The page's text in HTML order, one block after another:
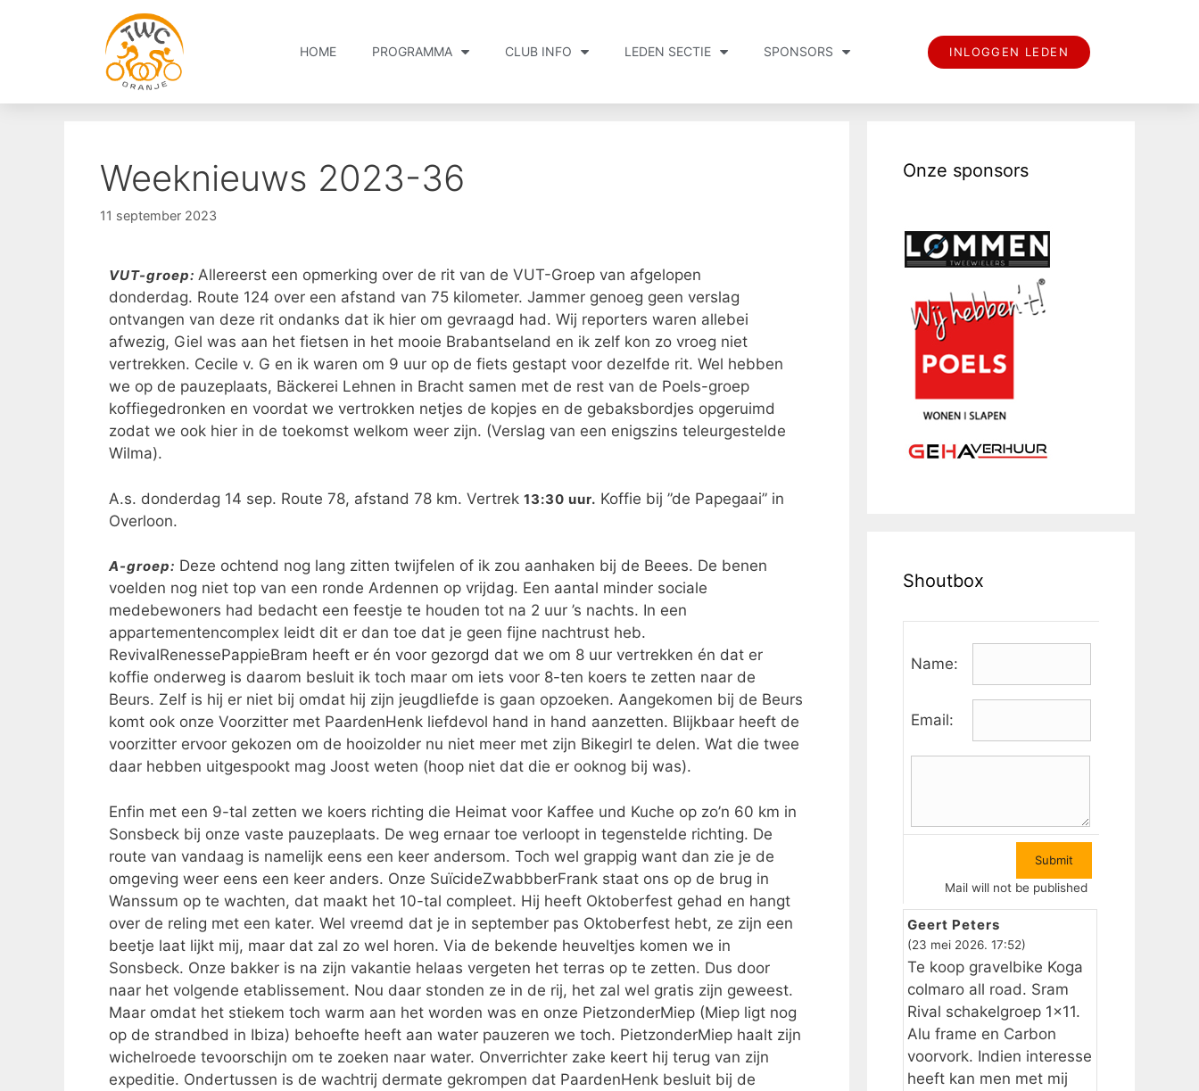
HOME PROGRAMMA CLUB INFO LEDEN SECTIE SPONSORS INLOGGEN LEDEN
Weeknieuws 2023-36
11 september 2023
VUT-groep: Allereerst een opmerking over de rit van de VUT-Groep van afgelopen
donderdag. Route 124 over een afstand van 75 kilometer. Jammer genoeg geen verslag
ontvangen van deze rit ondanks dat ik hier om gevraagd had. Wij reporters waren allebei
afwezig, Giel was aan het fietsen in het mooie Brabantseland en ik zelf kon zo vroeg niet
vertrekken. Cecile v. G en ik waren om 9 uur op de fiets gestapt voor dezelfde rit. Wel hebben
we op de pauzeplaats, Bäckerei Lehnen in Bracht samen met de rest van de Poels-groep
koffiegedronken en voordat we vertrokken netjes de kopjes en de gebaksbordjes opgeruimd
zodat we ook hier in de toekomst welkom weer zijn. (Verslag van een enigszins teleurgestelde
Wilma).
A.s. donderdag 14 sep. Route 78, afstand 78 km. Vertrek 13:30 uur. Koffie bij ”de Papegaai” in
Overloon.
A-groep: Deze ochtend nog lang zitten twijfelen of ik zou aanhaken bij de Beees. De benen
voelden nog niet top van een ronde Ardennen op vrijdag. Een aantal minder sociale
medebewoners had bedacht een feestje te houden tot na 2 uur ’s nachts. In een
appartementencomplex leidt dit er dan toe dat je geen fijne nachtrust heb.
RevivalRenessePappieBram heeft er én voor gezorgd dat we om 8 uur vertrekken én dat er
koffie onderweg is daarom besluit ik toch maar om iets voor 8-ten koers te zetten naar de
Beurs. Zelf is hij er niet bij omdat hij zijn jeugdliefde is gaan opzoeken. Aangekomen bij de Beurs
komt ook onze Voorzitter met PaardenHenk liefdevol hand in hand aanzetten. Blijkbaar heeft de
voorzitter ervoor gekozen om de hooizolder nu niet meer met zijn Bikegirl te delen. Wat die twee
daar hebben uitgespookt mag Joost weten (hoop niet dat die er ooknog bij was).
Enfin met een 9-tal zetten we koers richting die Heimat voor Kaffee und Kuche op zo’n 60 km in
Sonsbeck bij onze vaste pauzeplaats. De weg ernaar toe verloopt in tegenstelde richting. De
route van vandaag is namelijk eens een keer andersom. Toch wel grappig want dan zie je de
omgeving weer eens een keer anders. Onze SuïcideZwabbberFrank staat ons op de brug in
Wanssum op te wachten, dat maakt het 10-tal compleet. Hij heeft Oktoberfest gehad en hangt
over de reling met een kater. Wel vreemd dat je in september pas Oktoberfest hebt, ze zijn een
beetje laat lijkt mij, maar dat zal zo wel horen. Via de bekende heuveltjes komen we in
Sonsbeck. Onze bakker is na zijn vakantie helaas vergeten het terras op te zetten. Dus door
naar het volgende etablissement. Nou daar stonden ze in de rij, het zal wel gratis zijn geweest.
Maar omdat het stiekem toch warm aan het worden was en onze PietzonderMiep (Miep ligt nog
op de strandbed in Ibiza) behoefte heeft aan water pauzeren we toch. PietzonderMiep haalt zijn
wichelroede tevoorschijn om te zoeken naar water. Onverrichter zake keert hij terug van zijn
expeditie. Ondertussen is de wachtrij dermate gekrompen dat PaardenHenk besluit bij de
Onze sponsors
Shoutbox
Name:
Email:
Mail will not be published
Geert Peters
(23 mei 2026. 17:52)
Te koop gravelbike Koga
colmaro all road. Sram
Rival schakelgroep 1×11.
Alu frame en Carbon
voorvork. Indien interesse
heeft kan men met mij